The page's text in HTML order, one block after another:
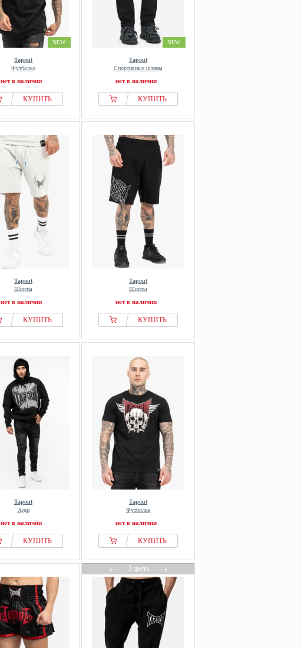
NEW
Tapout
Футболка
нет в наличии
КУПИТЬ
NEW
Tapout
Спортивные штаны
нет в наличии
КУПИТЬ
Tapout
Шорты
нет в наличии
КУПИТЬ
Tapout
Шорты
нет в наличии
КУПИТЬ
Tapout
Худи
нет в наличии
КУПИТЬ
Tapout
Футболка
нет в наличии
КУПИТЬ
←3 цвета→